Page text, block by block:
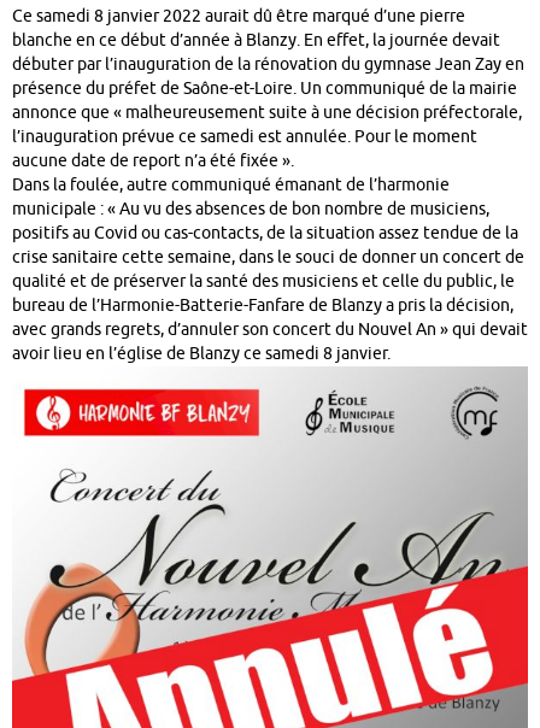
Ce samedi 8 janvier 2022 aurait dû être marqué d’une pierre
blanche en ce début d’année à Blanzy. En effet, la journée devait
débuter par l’inauguration de la rénovation du gymnase Jean Zay en
présence du préfet de Saône-et-Loire. Un communiqué de la mairie
annonce que « malheureusement suite à une décision préfectorale,
l’inauguration prévue ce samedi est annulée. Pour le moment
aucune date de report n’a été fixée ».
Dans la foulée, autre communiqué émanant de l’harmonie
municipale : « Au vu des absences de bon nombre de musiciens,
positifs au Covid ou cas-contacts, de la situation assez tendue de la
crise sanitaire cette semaine, dans le souci de donner un concert de
qualité et de préserver la santé des musiciens et celle du public, le
bureau de l’Harmonie-Batterie-Fanfare de Blanzy a pris la décision,
avec grands regrets, d’annuler son concert du Nouvel An » qui devait
avoir lieu en l’église de Blanzy ce samedi 8 janvier.